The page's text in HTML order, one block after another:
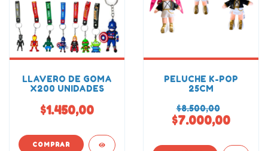
LLAVERO DE GOMA
X200 UNIDADES
$1.450,00
PELUCHE K-POP
25CM
$8.500,00
$7.000,00